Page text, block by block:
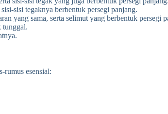
sisi tegaknya berbentuk persegi panjang.
yang sama, serta selimut yang berbentuk persegi
tunggal.
rumus esensial: